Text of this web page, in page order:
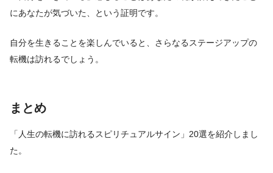
にあなたが気づいた、という証明です。
自分を生きることを楽しんでいると、さらなるステージアップの
転機は訪れるでしょう。
まとめ
「人生の転機に訪れるスピリチュアルサイン」20選を紹介しまし
た。